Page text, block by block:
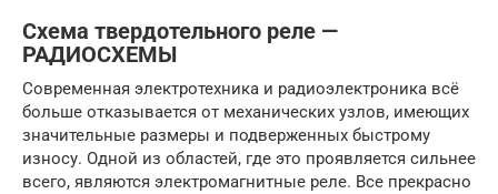
Схема твердотельного реле —
РАДИОСХЕМЫ
Современная электротехника и радиоэлектроника всё
больше отказывается от механических узлов, имеющих
значительные размеры и подверженных быстрому
износу. Одной из областей, где это проявляется сильнее
всего, являются электромагнитные реле. Все прекрасно